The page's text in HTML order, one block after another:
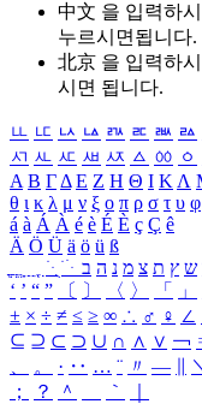
中文 을 입력하
누르시면됩니다.
北京 을 입력하
시면 됩니다.
ㅥ ㅦ ㅧ ㅨ ㅩ ㅪ ㅫ ㅬ
ㅺ ㅻ ㅼ ㅽ ㅾ ㅿ ㆀ ㆁ
Α Β ΓΔ Ε Ζ Η Θ Ι ΚΛ
θ ι κ λ μ ν ξ ο π ρ σ τ υ φ
á à Á À é è É È ç Ç ê
Ä Ö Ü ä ö ü ß
ִֶֹ ֻּ ׁׂ ש ץ ת צ מ נ ה ב
‘ ’ “ ” 〔 〕 〈 〉 「 」
± × ÷ ≠ ≤ ≥ ∞ ∴ ♂ ♀ ∠
⊆ ⊇ ⊂ ⊃ ∪ ∩ ∧ ∨ ￢
、
。 · ‥ … ¨ 〃 ―
；
？ ＾ ｀